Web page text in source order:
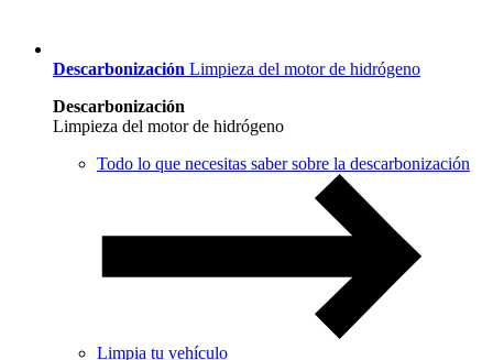
Descarbonización Limpieza del motor de hidrógeno
Descarbonización
Limpieza del motor de hidrógeno
Todo lo que necesitas saber sobre la descarbonización
Limpia tu vehículo